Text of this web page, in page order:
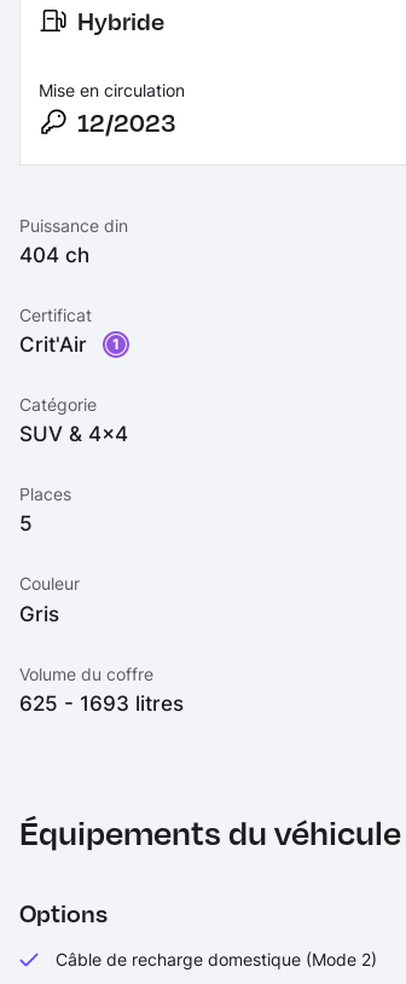
Hybride
Mise en circulation
12/2023
Puissance din
404 ch
Certificat
Crit'Air 1
Catégorie
SUV & 4x4
Places
5
Couleur
Gris
Volume du coffre
625 - 1693 litres
Équipements du véhicule
Options
Câble de recharge domestique (Mode 2)